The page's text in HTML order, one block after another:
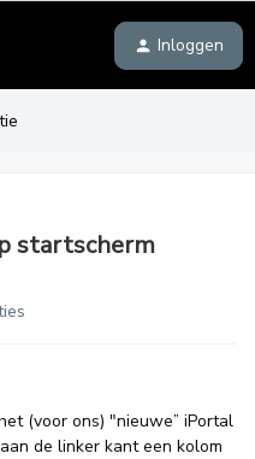
Inloggen
startscherm
(voor ons) "nieuwe” iPortal
de linker kant een kolom